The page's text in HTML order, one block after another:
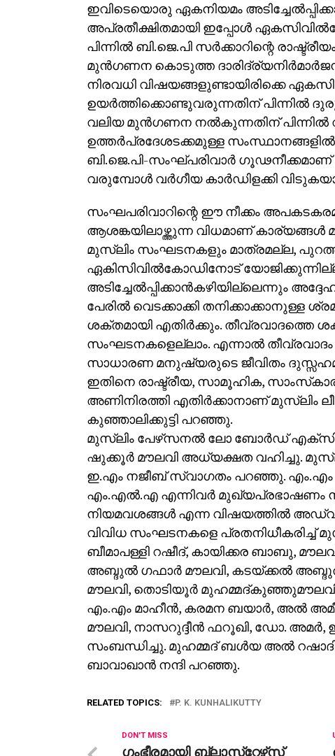
ഇവിടെയൊരു ഏകനിയമം
അപ്രതീക്ഷിതമായി ഇപ്പോള്‍
പിന്നില്‍ ബി.ജെ.പി സര്‍ക്കാറിന്റെ
മുന്‍ഗണന കൊടുത്ത
നിരവധി വിഷയങ്ങളുണ്ടായിരിക്കെ
ഉയര്‍ത്തിക്കൊണ്ടുവരുന്നതിന് പിന്നില്‍
വലിയ മുന്‍ഗണന നല്‍കുന്നതിന് പിന്നില്‍
ഉത്തര്‍പ്രദേശടക്കമുള്ള
ബി.ജെ.പി-സംഘ്പരിവാര്‍
വരുമ്പോള്‍ വര്‍ഗീയ കാര്‍ഡിളക്കി
സംഘപരിവാറിന്റെ ഈ നീക്കം
ആശങ്കയിലാഴ്ത്തുന്ന വിധമാണ്
മുസ്‌ലിം സംഘടനകളും മാത്രമല്ല,
ഏകിസിവില്‍കോഡിനോട്
അടിച്ചേല്‍പ്പിക്കാന്‍കഴിയില്ലെന്നും
പേരില്‍ വെടക്കാക്കി തനിക്കാക്കാനുള്ള
ശക്തമായി എതിര്‍ക്കും. തീവ്രവാദത്തെ
സംഘടനകളെല്ലാം. എന്നാല്‍
സാധാരണ മനുഷ്യരുടെ ജീവിതം
ഇതിനെ രാഷ്ട്രീയ, സാമൂഹിക,
അണിനിരത്തി എതിര്‍ക്കാനാണ് മുസ്‌ലിം
കുഞ്ഞാലിക്കുട്ടി പറഞ്ഞു.
മുസ്ലിം പേഴ്‌സനല്‍ ലോ ബോര്‍ഡ്
ഷുക്കൂര്‍ മൗലവി അധ്യക്ഷത വഹിച്ചു.
ഇ.എം നജീബ് സ്വാഗതം പറഞ്ഞു.
എം.എല്‍.എ എന്നിവര്‍ മുഖ്യപ്രഭാഷണം
നിയമവശങ്ങള്‍ എന്ന വിഷയത്തില്‍
വിവിധ സംഘടനകളെ പ്രതനിധീകരിച്ച്
ബീമാപള്ളി റഷീദ്, കായിക്കര ബാബു,
അബ്ദുല്‍ ഗഫാര്‍ മൗലവി, കടയ്ക്കല്‍
മൗലവി, തൊടിയൂര്‍
എം.എം മാഹീന്‍, കരമന ബയാര്‍, അല്‍
മൗലവി, നാസറുദ്ദീന്‍ ഫറൂഖി, ഡോ. അമര്‍,
സംബന്ധിച്ചു. മുഹമ്മദ് ബള്‍യ അല്‍ റഷാദി
ബാവാഖാന്‍ നന്ദി പറഞ്ഞു.
RELATED TOPICS: P. K. KUNHALIKUTTY
DON'T MISS
ഗംഭീരമായി ബ്ലാസ്‌റ്റേഴ്‌സ്